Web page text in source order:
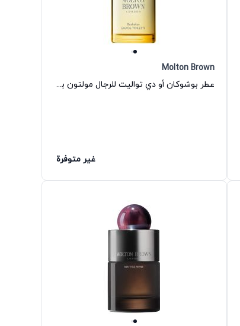
Molton Brown
عطر بوشوكان أو دي تواليت للرجال مولتون براون
غير متوفرة